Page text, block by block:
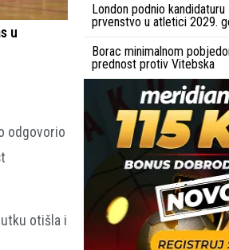
u
odgovorio
otišla i
London podnio
prvenstvo u atletici 2029.
Borac minimalnom
prednost protiv Vitebska